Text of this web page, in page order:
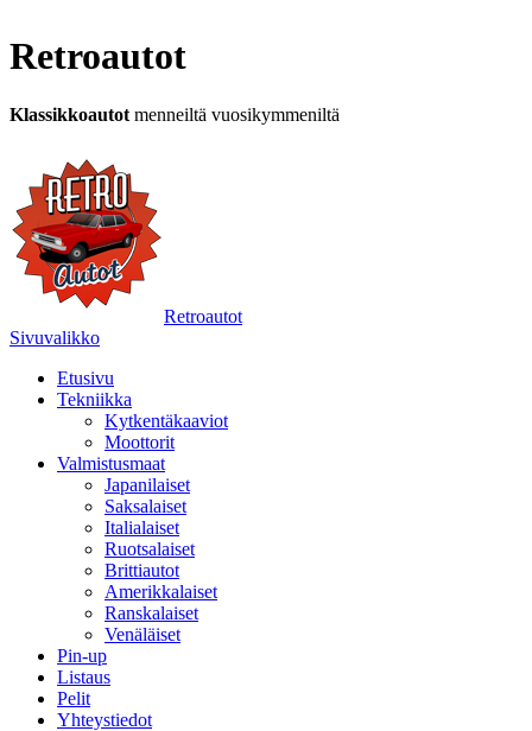
Retroautot
Klassikkoautot menneiltä vuosikymmeniltä
Retroautot
Sivuvalikko
Etusivu
Tekniikka
Kytkentäkaaviot
Moottorit
Valmistusmaat
Japanilaiset
Saksalaiset
Italialaiset
Ruotsalaiset
Brittiautot
Amerikkalaiset
Ranskalaiset
Venäläiset
Pin-up
Listaus
Pelit
Yhteystiedot